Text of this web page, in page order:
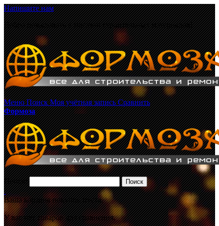
Напишите нам
Добро пожаловать в магазин строительных материалов!
Меню Поиск Моя учётная запись Сравнить
Формоза
Поиск: Поиск
Ваша корзина покупок пуста.
У вас нет товаров для сравнения.